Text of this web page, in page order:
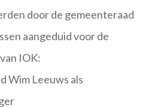
door de gemeenteraad
aangeduid voor de
IOK:
Wim Leeuws als